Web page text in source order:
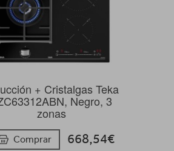
+ Cristalgas Teka
Negro, 3
zonas
Comprar 668,54€